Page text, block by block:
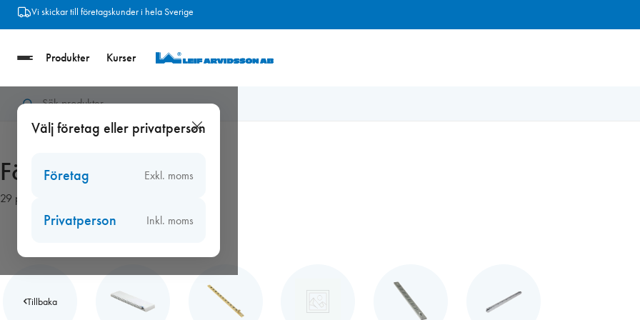
Hoppa
Frakt från 89 kr
Produkter Kurser
Välj företag eller privatperson
Företag Exkl. moms
Privatperson Inkl. moms
Hem/
Fönsterventiler
29 produkter
Tillbaka